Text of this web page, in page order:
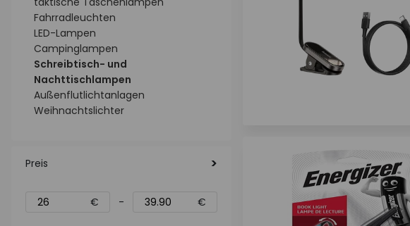
Fahrradleuchten
LED-Lampen
Campinglampen
Schreibtisch- und
Nachttischlampen
Außenflutlichtanlagen
Weihnachtslichter
Preis
€ - €